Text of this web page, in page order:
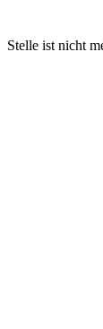
Stelle ist nicht